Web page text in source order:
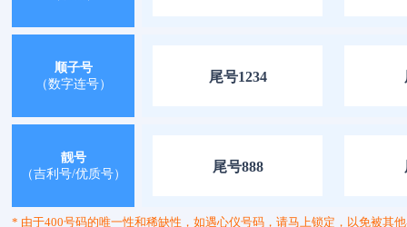
顺子号
（数字连号）
靓号
（吉利号/优质号）
尾号1234
尾号888
* 由于400号码的唯一性和稀缺性，如遇心仪号码，请马上锁定，以免被其